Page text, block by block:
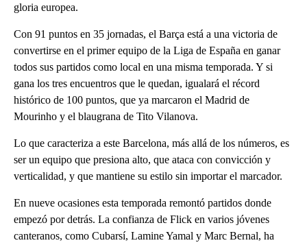
gloria europea.
Con 91 puntos en 35 jornadas, el Barça está a una victoria de
convertirse en el primer equipo de la Liga de España en ganar
todos sus partidos como local en una misma temporada. Y si
gana los tres encuentros que le quedan, igualará el récord
histórico de 100 puntos, que ya marcaron el Madrid de
Mourinho y el blaugrana de Tito Vilanova.
Lo que caracteriza a este Barcelona, más allá de los números, es
ser un equipo que presiona alto, que ataca con convicción y
verticalidad, y que mantiene su estilo sin importar el marcador.
En nueve ocasiones esta temporada remontó partidos donde
empezó por detrás. La confianza de Flick en varios jóvenes
canteranos, como Cubarsí, Lamine Yamal y Marc Bernal, ha